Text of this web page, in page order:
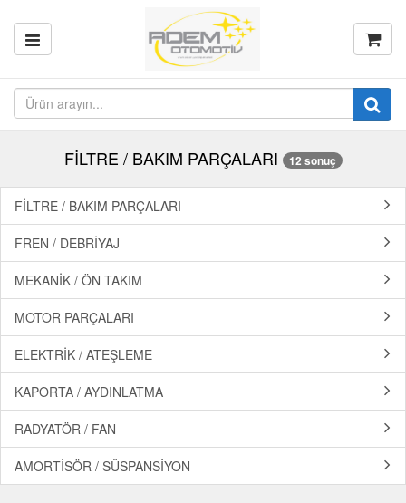
FİLTRE / BAKIM PARÇALARI 12 sonuç
FİLTRE / BAKIM PARÇALARI
FREN / DEBRİYAJ
MEKANİK / ÖN TAKIM
MOTOR PARÇALARI
ELEKTRİK / ATEŞLEME
KAPORTA / AYDINLATMA
RADYATÖR / FAN
AMORTİSÖR / SÜSPANSİYON